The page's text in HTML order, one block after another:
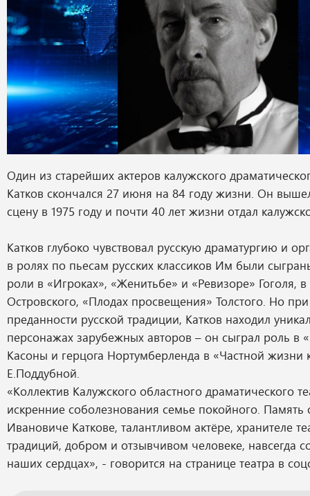
Один из старейших актеров калужского
Катков скончался 27 июня на 84 году жизни. Он
сцену в 1975 году и почти 40 лет жизни отдал
Катков глубоко чувствовал русскую драматургию и
в ролях по пьесам русских классиков Им были
роли в «Игроках», «Женитьбе» и «Ревизоре» Гоголя,
Островского, «Плодах просвещения» Толстого. Но
преданности русской традиции, Катков находил
персонажах зарубежных авторов – он сыграл роль в
Касоны и герцога Нортумберленда в «Частной жизни
Е.Поддубной.
«Коллектив Калужского областного драматического
искренние соболезнования семье покойного.
Ивановиче Каткове, талантливом актёре, хранителе
традиций, добром и отзывчивом человеке, навсегда
наших сердцах», - говорится на странице театра в